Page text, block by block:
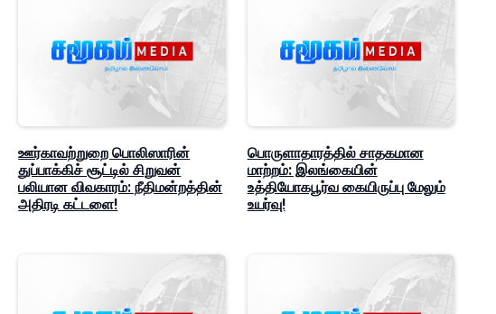
ஊர்காவற்றுறை பொலிஸாரின்
துப்பாக்கிச் சூட்டில் சிறுவன்
பலியான விவகாரம்: நீதிமன்றத்தின்
அதிரடி கட்டளை!
பொருளாதாரத்தில் சாதகமான
மாற்றம்: இலங்கையின்
உத்தியோகபூர்வ கையிருப்பு மேலும்
உயர்வு!